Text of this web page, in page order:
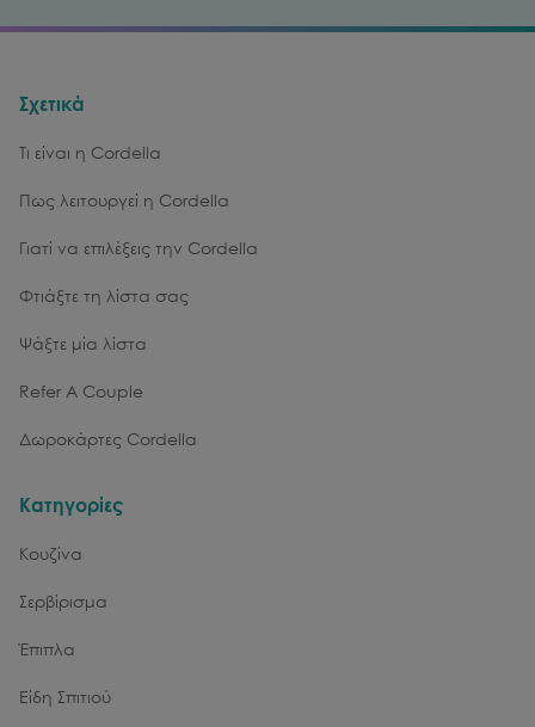
Σχετικά
Τι είναι η Cordella
Πως λειτουργεί η Cordella
Γιατί να επιλέξεις την Cordella
Φτιάξτε τη λίστα σας
Ψάξτε μία λίστα
Refer A Couple
Δωροκάρτες Cordella
Κατηγορίες
Κουζίνα
Σερβίρισμα
Έπιπλα
Είδη Σπιτιού